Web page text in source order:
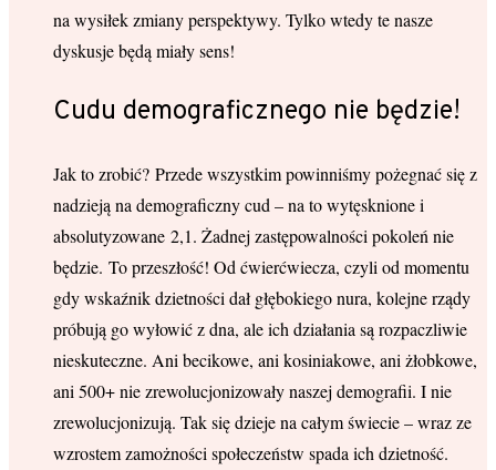
na wysiłek zmiany perspektywy. Tylko wtedy te nasze
dyskusje będą miały sens!
Cudu demograficznego nie będzie!
Jak to zrobić? Przede wszystkim powinniśmy pożegnać się z
nadzieją na demograficzny cud – na to wytęsknione i
absolutyzowane 2,1. Żadnej zastępowalności pokoleń nie
będzie. To przeszłość! Od ćwierćwiecza, czyli od momentu
gdy wskaźnik dzietności dał głębokiego nura, kolejne rządy
próbują go wyłowić z dna, ale ich działania są rozpaczliwie
nieskuteczne. Ani becikowe, ani kosiniakowe, ani żłobkowe,
ani 500+ nie zrewolucjonizowały naszej demografii. I nie
zrewolucjonizują. Tak się dzieje na całym świecie – wraz ze
wzrostem zamożności społeczeństw spada ich dzietność.